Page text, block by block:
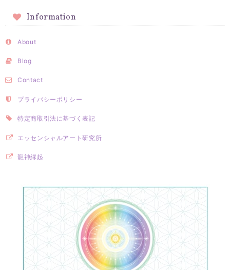
Information
About
Blog
Contact
プライバシーポリシー
特定商取引法に基づく表記
エッセンシャルアート研究所
龍神縁起